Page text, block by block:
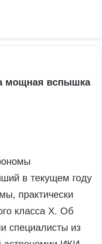
мощная вспышка
в текущем году
практически
класса X. Об
специалисты из